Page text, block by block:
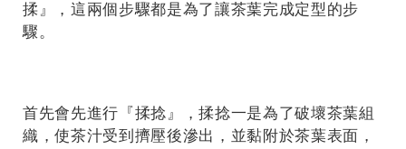
揉』，這兩個步驟都是為了讓茶葉完成定型的步
驟。
首先會先進行『揉捻』，揉捻一是為了破壞茶葉組
織，使茶汁受到擠壓後滲出，並黏附於茶葉表面，